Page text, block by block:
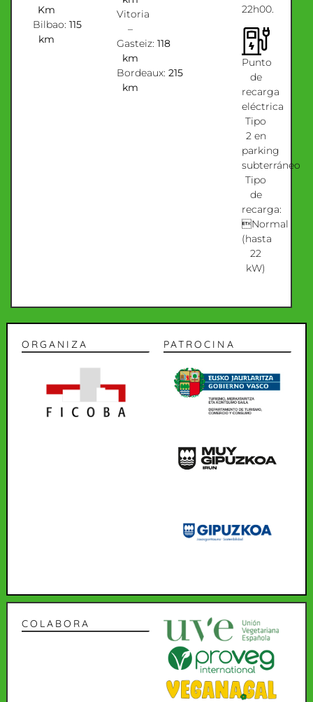
Km
Bilbao: 115
km
Vitoria
–
Gasteiz: 118
km
Bordeaux: 215
km
22h00.
Punto
de
recarga
eléctrica
Tipo
2 en
parking
subterráneo
Tipo
de
recarga:
Normal
(hasta
22
kW)
ORGANIZA PATROCINA
COLABORA